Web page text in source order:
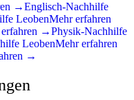
→Englisch-Nachhilfe
LeobenMehr erfahren
→Physik-Nachhilfe
LeobenMehr erfahren
→